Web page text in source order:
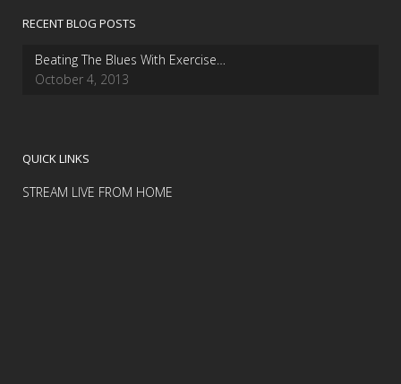
RECENT BLOG POSTS
Beating The Blues With Exercise…
October 4, 2013
QUICK LINKS
STREAM LIVE FROM HOME